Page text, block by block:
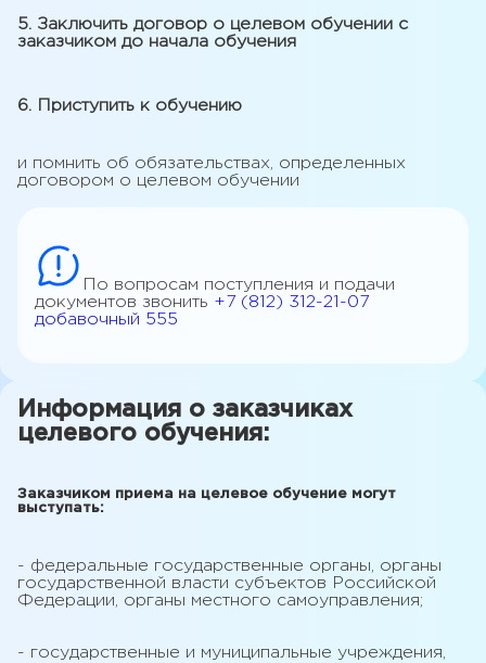
5. Заключить договор о целевом обучении с
заказчиком до начала обучения
6. Приступить к обучению
и помнить об обязательствах, определенных
договором о целевом обучении
По вопросам поступления и подачи
документов звонить +7 (812) 312-21-07
добавочный 555
Информация о заказчиках
целевого обучения:
Заказчиком приема на целевое обучение могут
выступать:
- федеральные государственные органы, органы
государственной власти субъектов Российской
Федерации, органы местного самоуправления;
- государственные и муниципальные учреждения,